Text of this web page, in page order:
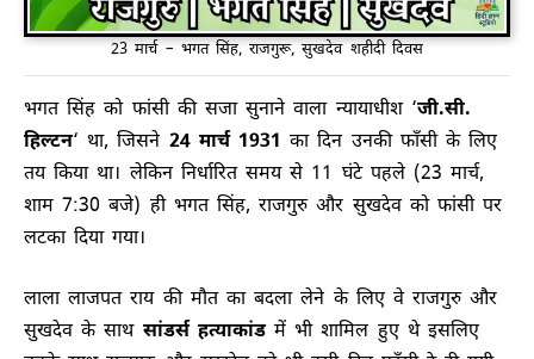
23 मार्च – भगत सिंह, राजगुरू, सुखदेव शहीदी दिवस
भगत सिंह को फांसी की सजा सुनाने वाला न्यायाधीश ‘जी.सी.
हिल्टन‘ था, जिसने 24 मार्च 1931 का दिन उनकी फाँसी के लिए
तय किया था। लेकिन निर्धारित समय से 11 घंटे पहले (23 मार्च,
शाम 7:30 बजे) ही भगत सिंह, राजगुरु और सुखदेव को फांसी पर
लटका दिया गया।
लाला लाजपत राय की मौत का बदला लेने के लिए वे राजगुरु और
सुखदेव के साथ सांडर्स हत्याकांडमें भी शामिल हुए थे इसलिए